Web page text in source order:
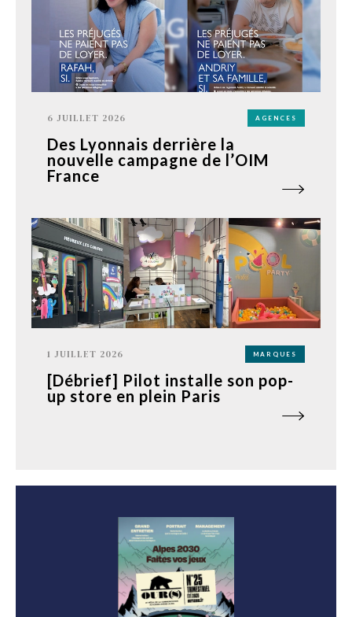
6 JUILLET 2026 AGENCES
Des Lyonnais derrière la
nouvelle campagne de l’OIM
France
1 JUILLET 2026 MARQUES
[Débrief] Pilot installe son pop-
up store en plein Paris